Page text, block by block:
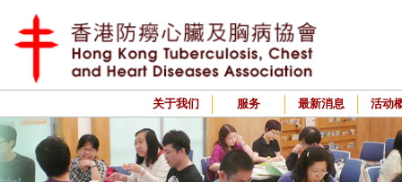
关于我们 服务 最新消息 活动